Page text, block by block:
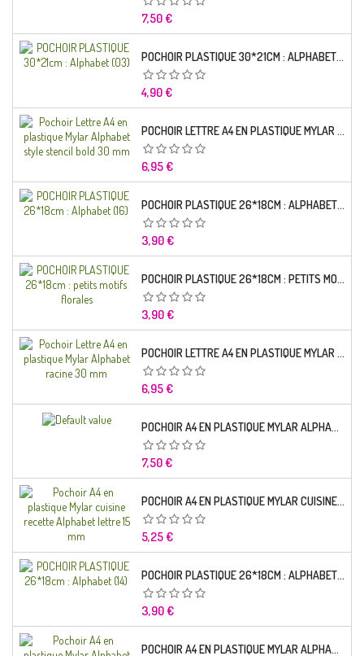
Prix
7,50 €
POCHOIR PLASTIQUE 30*21CM : ALPHABET (03)
Prix
4,90 €
POCHOIR LETTRE A4 EN PLASTIQUE MYLAR ALPHABET STYLE STENCIL BOLD 30 MM
Prix
6,95 €
POCHOIR PLASTIQUE 26*18CM : ALPHABET (16)
Prix
3,90 €
POCHOIR PLASTIQUE 26*18CM : PETITS MOTIFS FLORALES
Prix
3,90 €
POCHOIR LETTRE A4 EN PLASTIQUE MYLAR ALPHABET RACINE 30 MM
Prix
6,95 €
POCHOIR A4 EN PLASTIQUE MYLAR ALPHABET LETTRE TYPO SEGOE 25 MM
Prix
7,50 €
POCHOIR A4 EN PLASTIQUE MYLAR CUISINE RECETTE ALPHABET LETTRE 15 MM
Prix
5,25 €
POCHOIR PLASTIQUE 26*18CM : ALPHABET (14)
Prix
3,90 €
POCHOIR A4 EN PLASTIQUE MYLAR ALPHABET LETTRE TYPO CHARLEMAGNE